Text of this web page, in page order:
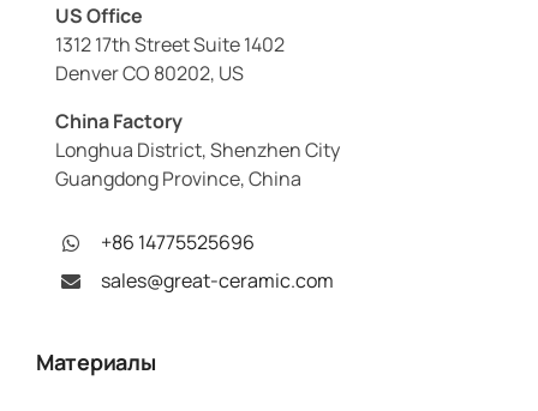
US Office
1312 17th Street Suite 1402
Denver CO 80202, US
China Factory
Longhua District, Shenzhen City
Guangdong Province, China
+86 14775525696
sales@great-ceramic.com
Материалы